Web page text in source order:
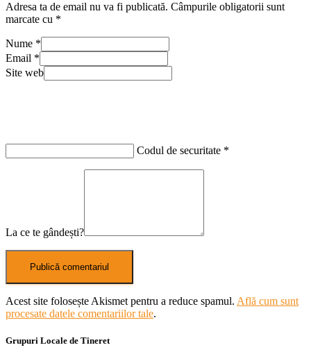
Adresa ta de email nu va fi publicată. Câmpurile obligatorii sunt
marcate cu *
Nume *
Email *
Site web
Codul de securitate *
La ce te gândești?
Acest site folosește Akismet pentru a reduce spamul. Află cum sunt
procesate datele comentariilor tale.
Grupuri Locale de Tineret